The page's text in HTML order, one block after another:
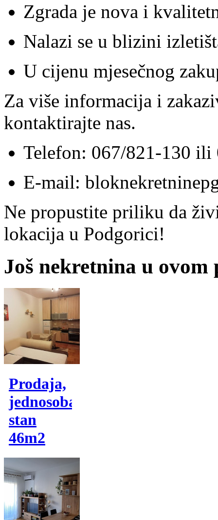
Zgrada je nova i
Nalazi se u blizini
U cijenu mjesečnog
Za više informacija i
kontaktirajte nas.
Telefon: 067/821-130 ili
E-mail:
Ne propustite priliku da
lokacija u Podgorici!
Još nekretnina u ovom
Prodaja,
jednosoban
stan
46m2